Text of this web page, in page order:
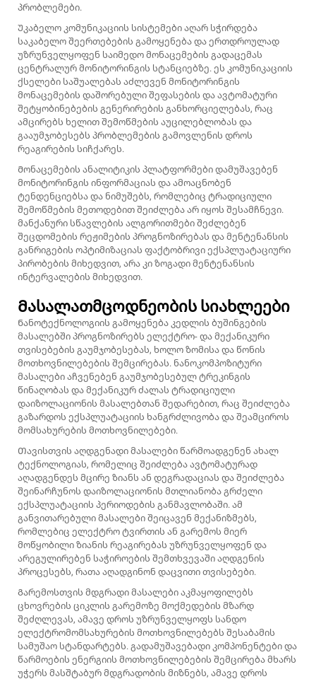
პრობლემები.
Უკაბელო კომუნიკაციის სისტემები აღარ სჭირდება
საკაბელო შეერთებების გამოყენება და ერთდროულად
უზრუნველყოფენ საიმედო მონაცემების გადაცემას
ცენტრალურ მონიტორინგის სტანციებზე. ეს კომუნიკაციის
ქსელები საშუალებას აძლევენ მონიტორინგის
მონაცემების დაშორებული შეფასების და ავტომატური
შეტყობინებების გენერირების განხორციელებას, რაც
ამცირებს ხელით შემოწმების აუცილებლობას და
გააუმჯობესებს პრობლემების გამოვლენის დროს
რეაგირების სიჩქარეს.
Მონაცემების ანალიტიკის პლატფორმები დამუშავებენ
მონიტორინგის ინფორმაციას და ამოაცნობენ
ტენდენციებსა და ნიმუშებს, რომლებიც ტრადიციული
შემოწმების მეთოდებით შეიძლება არ იყოს შესამჩნევი.
მანქანური სწავლების ალგორითმები შეძლებენ
შეცდომების რეჟიმების პროგნოზირებას და მენტენანსის
განრიგების ოპტიმიზაციას ფაქტობრივი ექსპლუატაციური
პირობების მიხედვით, არა კი ზოგადი მენტენანსის
ინტერვალების მიხედვით.
Მასალათმცოდნეობის სიახლეები
Ნანოტექნოლოგიის გამოყენება კედლის ბუშინგების
მასალებში პროგნოზირებს ელექტრო- და მექანიკური
თვისებების გაუმჯობესებას, ხოლო ზომისა და წონის
მოთხოვნილებების შემცირებას. ნანოკომპოზიტური
მასალები აჩვენებენ გაუმჯობესებულ ტრეკინგის
წინაღობას და მექანიკურ ძალას ტრადიციული
დაიზოლაციონის მასალებთან შედარებით, რაც შეიძლება
გაზარდოს ექსპლუატაციის ხანგრძლივობა და შეამციროს
მომსახურების მოთხოვნილებები.
Თავისთვის აღდგენადი მასალები წარმოადგენენ ახალ
ტექნოლოგიას, რომელიც შეიძლება ავტომატურად
აღადგენდეს მცირე ზიანს ან დეგრადაციას და შეიძლება
შეინარჩუნოს დაიზოლაციონის მთლიანობა გრძელი
ექსპლუატაციის პერიოდების განმავლობაში. ამ
განვითარებული მასალები შეიცავენ მექანიზმებს,
რომლებიც ელექტრო ტვირთის ან გარემოს მიერ
მოწყობილი ზიანის რეაგირებას უზრუნველყოფენ და
არეგულირებენ საჭიროების შემთხვევაში აღდგენის
პროცესებს, რათა აღადგინონ დაცვითი თვისებები.
Გარემოსთვის მდგრადი მასალები აკმაყოფილებს
ცხოვრების ციკლის გარემოზე მოქმედების მზარდ
შეძღლევას, ამავე დროს უზრუნველყოფს სანდო
ელექტრომომსახურების მოთხოვნილებებს შესაბამის
სამუშაო სტანდარტებს. გადამუშავებადი კომპონენტები და
წარმოების ენერგიის მოთხოვნილებების შემცირება მხარს
უჭერს მასშტაბურ მდგრადობის მიზნებს, ამავე დროს